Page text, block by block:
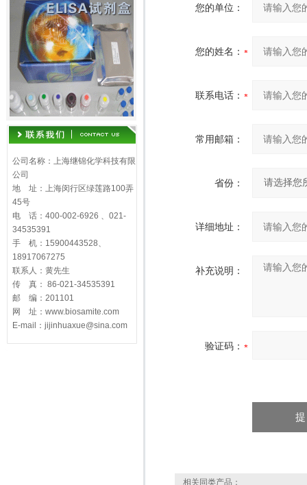
公司名称：上海继锦化学科技有限
公司
地 址：上海闵行区绿莲路100弄
45号
电 话：400-002-6926 、021-
34535391
手 机：15900443528、
18917067275
联系人：黄先生
传 真： 86-021-34535391
邮 编：201101
网 址：www.biosamite.com
E-mail：jijinhuaxue@sina.com
您的单位：
您的姓名：
联系电话：
常用邮箱：
省份：
详细地址：
补充说明：
验证码：
相关同类产品：